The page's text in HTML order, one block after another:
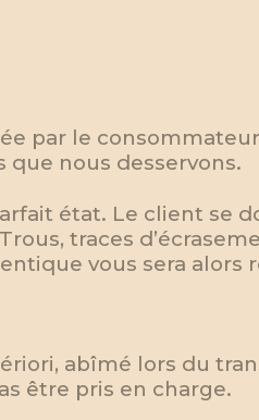
par le
nous desservons.
état. Le client se
traces
vous sera alors
abîmé lors du
être pris en charge.